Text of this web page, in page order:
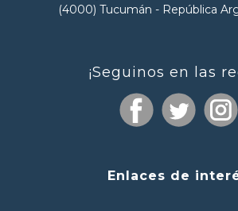
(4000) Tucumán - República
¡Seguinos en las
Enlaces de